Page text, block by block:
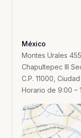
México
Montes Urales
Chapultepec III
C.P. 11000,
Horario de 9:00 –